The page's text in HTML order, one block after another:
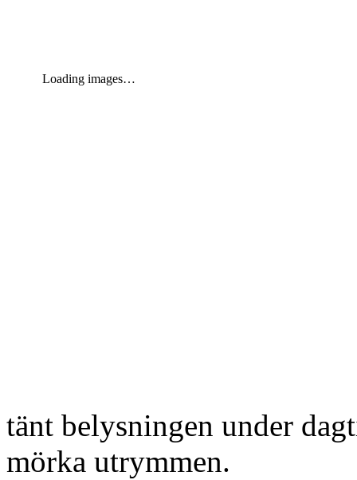
Loading images…
tänt belysningen under
mörka utrymmen.